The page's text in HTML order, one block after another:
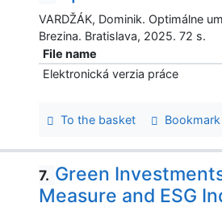
VARDŽÁK, Dominik. Optimálne
Brezina. Bratislava, 2025. 72 s.
File name
Elektronická verzia práce
To the basket Bookmark
7. Green
Measure and ESG